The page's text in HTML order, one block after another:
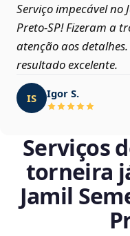
Serviço impecável no
Preto‑SP! Fizeram a
atenção aos
resultado excelente.
IS Igor S.
Serviços
torneira
Jamil